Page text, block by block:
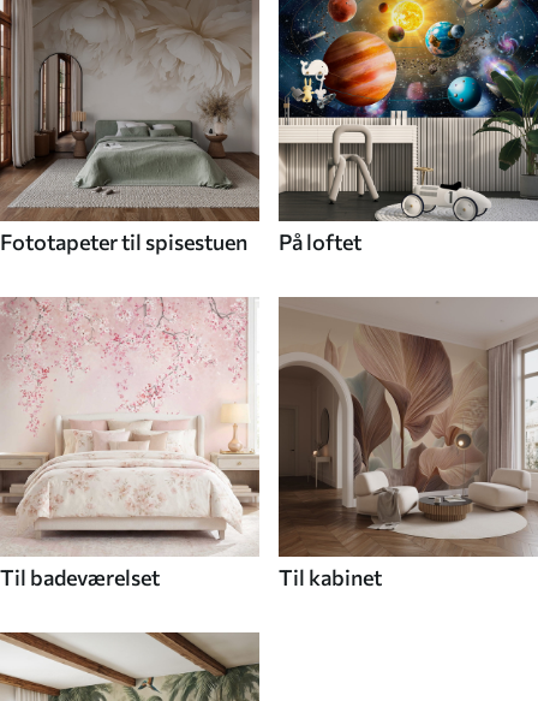
Fototapeter til spisestuen På loftet
Til badeværelset Til kabinet